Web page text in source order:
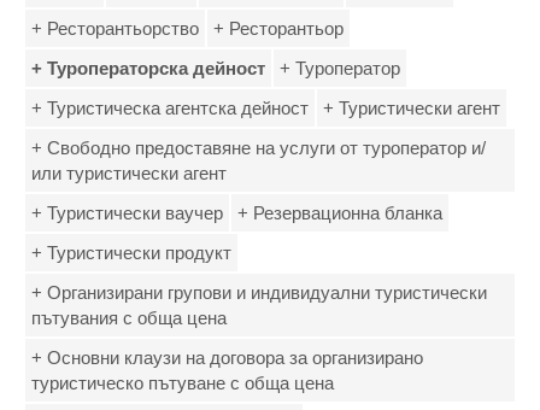
+ Ресторантьорство
+ Ресторантьор
+ Туроператорска дейност
+ Туроператор
+ Туристическа агентска дейност
+ Туристически агент
+ Свободно предоставяне на услуги от туроператор и/
или туристически агент
+ Туристически ваучер
+ Резервационна бланка
+ Туристически продукт
+ Организирани групови и индивидуални туристически
пътувания с обща цена
+ Основни клаузи на договора за организирано
туристическо пътуване с обща цена